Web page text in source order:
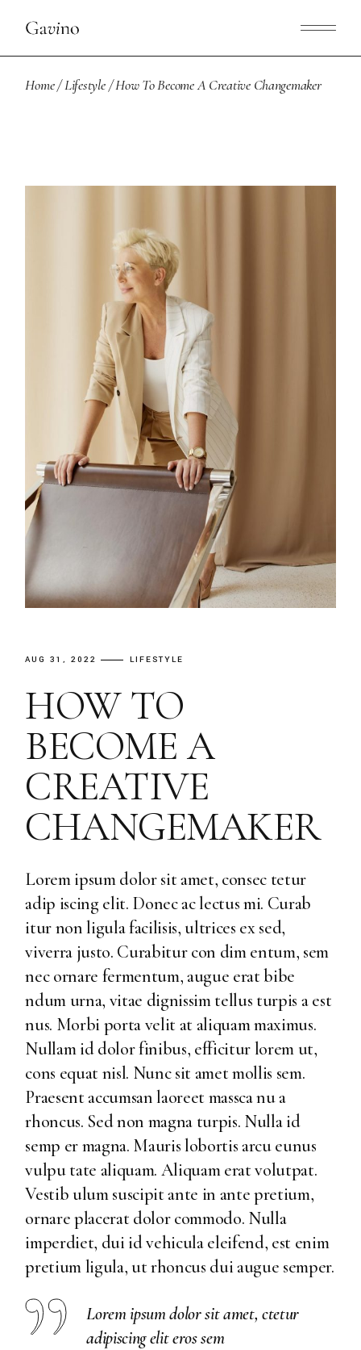
Home Lifestyle How To Become A Creative Changemaker
AUG 31, 2022 LIFESTYLE
HOW TO
BECOME A
CREATIVE
CHANGEMAKER
Lorem ipsum dolor sit amet, consec tetur
adip iscing elit. Donec ac lectus mi. Curab
itur non ligula facilisis, ultrices ex sed,
viverra justo. Curabitur con dim entum, sem
nec ornare fermentum, augue erat bibe
ndum urna, vitae dignissim tellus turpis a est
nus. Morbi porta velit at aliquam maximus.
Nullam id dolor finibus, efficitur lorem ut,
cons equat nisl. Nunc sit amet mollis sem.
Praesent accumsan laoreet massca nu a
rhoncus. Sed non magna turpis. Nulla id
semp er magna. Mauris lobortis arcu eunus
vulpu tate aliquam. Aliquam erat volutpat.
Vestib ulum suscipit ante in ante pretium,
ornare placerat dolor commodo. Nulla
imperdiet, dui id vehicula eleifend, est enim
pretium ligula, ut rhoncus dui augue semper.
Lorem ipsum dolor sit amet, ctetur
adipiscing elit eros sem